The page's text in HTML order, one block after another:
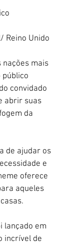
Reino Unido
nações mais
público
convidado
abrir suas
da
de ajudar os
e
oferece
aqueles
lançado em
incrível de